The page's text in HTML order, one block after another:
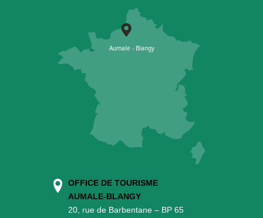
OFFICE DE TOURISME
AUMALE-BLANGY
20, rue de Barbentane – BP 65